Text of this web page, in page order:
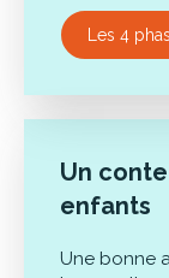
Les 4
Un
enfants
Une bonne